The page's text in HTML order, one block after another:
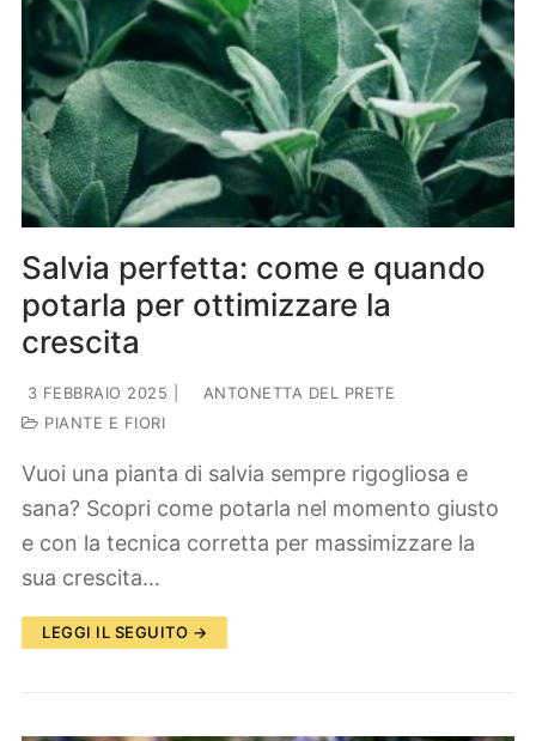
Salvia perfetta: come e quando
potarla per ottimizzare la
crescita
3 FEBBRAIO 2025
ANTONETTA DEL PRETE
PIANTE E FIORI
Vuoi una pianta di salvia sempre rigogliosa e
sana? Scopri come potarla nel momento giusto
e con la tecnica corretta per massimizzare la
sua crescita…
LEGGI IL SEGUITO →